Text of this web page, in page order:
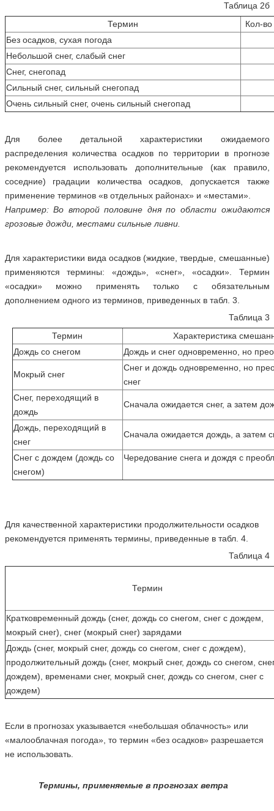
Таблица 2б
Термин
Кол-
Без осадков, сухая погода
Небольшой снег, слабый снег
Снег, снегопад
Сильный снег, сильный снегопад
Очень сильный снег, очень сильный снегопад
Для более детальной характеристики ожидаемого
распределения количества осадков по территории в прогнозе
рекомендуется использовать дополнительные (как правило,
соседние) градации количества осадков, допускается также
применение терминов «в отдельных районах» и «местами».
Например: Во второй половине дня по области ожидаются
грозовые дожди, местами сильные ливни.
Для характеристики вида осадков (жидкие, твердые, смешанные)
применяются термины: «дождь», «снег», «осадки». Термин
«осадки» можно применять только с обязательным
дополнением одного из терминов, приведенных в табл. 3.
Таблица 3
Термин
Характеристика
Дождь со снегом
Дождь и снег одновременно, но
Мокрый снег
Снег и дождь одновременно, но
снег
Снег, переходящий в
дождь
Сначала ожидается снег, а затем
Дождь, переходящий в
снег
Сначала ожидается дождь, а затем
Снег с дождем (дождь со
снегом)
Чередование снега и дождя с
Для качественной характеристики продолжительности осадков
рекомендуется применять термины, приведенные в табл. 4.
Таблица 4
Термин
Кратковременный дождь (снег, дождь со снегом, снег с дождем,
мокрый снег), снег (мокрый снег) зарядами
Дождь (снег, мокрый снег, дождь со снегом, снег с дождем),
продолжительный дождь (снег, мокрый снег, дождь со снегом,
дождем), временами снег, мокрый снег, дождь со снегом, снег с
дождем)
Если в прогнозах указывается «небольшая облачность» или
«малооблачная погода», то термин «без осадков» разрешается
не использовать.
Термины, применяемые в прогнозах ветра